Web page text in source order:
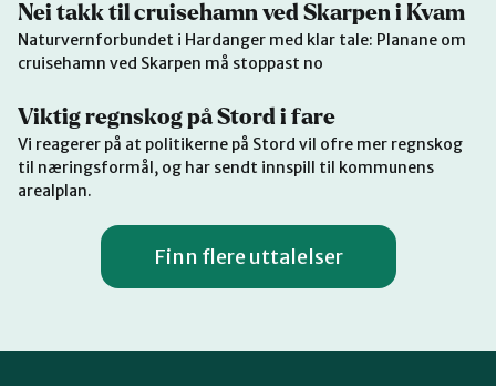
Nei takk til cruisehamn ved Skarpen i Kvam
Naturvernforbundet i Hardanger med klar tale: Planane om
cruisehamn ved Skarpen må stoppast no
Viktig regnskog på Stord i fare
Vi reagerer på at politikerne på Stord vil ofre mer regnskog
til næringsformål, og har sendt innspill til kommunens
arealplan.
Finn flere uttalelser